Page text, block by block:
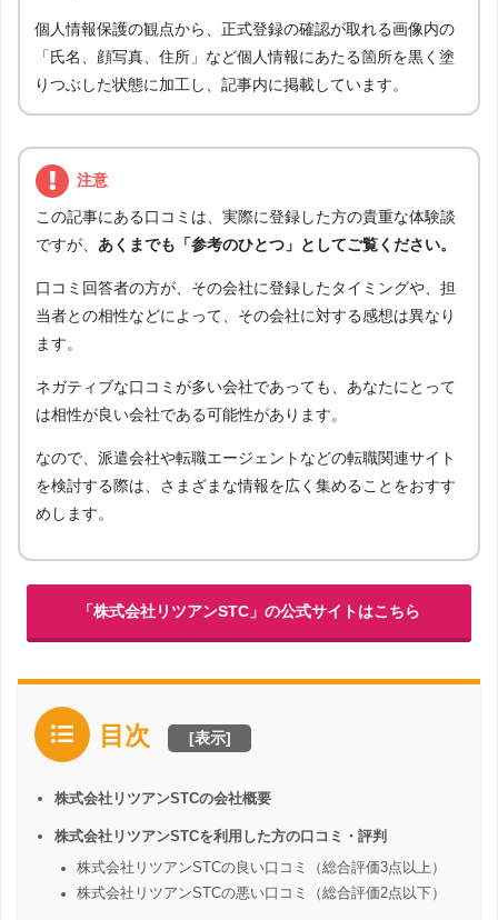
個人情報保護の観点から、正式登録の確認が取れる画像内の
「氏名、顔写真、住所」など個人情報にあたる箇所を黒く塗
りつぶした状態に加工し、記事内に掲載しています。
注意
この記事にある口コミは、実際に登録した方の貴重な体験談
ですが、 あくまでも「参考のひとつ」としてご覧ください。
口コミ回答者の方が、その会社に登録したタイミングや、担
当者との相性などによって、その会社に対する感想は異なり
ます。
ネガティブな口コミが多い会社であっても、あなたにとって
は相性が良い会社である可能性があります。
なので、派遣会社や転職エージェントなどの転職関連サイト
を検討する際は、さまざまな情報を広く集めることをおすす
めします。
「株式会社リツアンSTC」の公式サイトはこちら
目次 [表示]
株式会社リツアンSTCの会社概要
株式会社リツアンSTCを利用した方の口コミ・評判
株式会社リツアンSTCの良い口コミ（総合評価3点以上）
株式会社リツアンSTCの悪い口コミ（総合評価2点以下）